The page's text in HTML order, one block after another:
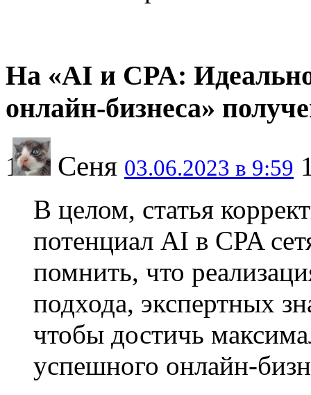
На «AI и CPA:
онлайн-бизнеса»
Сеня 03.06.2023 в 9:59
В целом, статья
потенциал AI в CPA
помнить, что
подхода, экспертных
чтобы достичь
успешного онлайн-